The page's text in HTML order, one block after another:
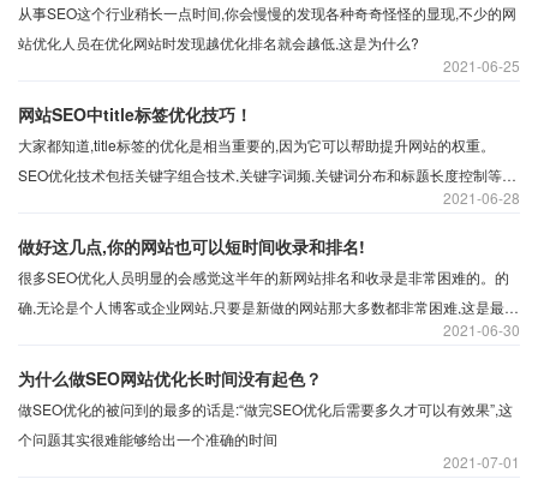
06-25
2021
从事SEO这个行业稍长一点时间,你会慢慢的发现各种奇奇怪怪的显现,不少的网
站优化人员在优化网站时发现越优化排名就会越低,这是为什么?
06-28
2021
网站SEO中title标签优化技巧！
大家都知道,title标签的优化是相当重要的,因为它可以帮助提升网站的权重。
SEO优化技术包括关键字组合技术,关键字词频,关键词分布和标题长度控制等
等。那么具体该如何做呢？沃之涛科技带大家一起来了解标题标签优化技术。
06-30
2021
做好这几点,你的网站也可以短时间收录和排名!
很多SEO优化人员明显的会感觉这半年的新网站排名和收录是非常困难的。的
确,无论是个人博客或企业网站,只要是新做的网站那大多数都非常困难,这是最近
的小编和群友们的一致观点。事实上,这几年的网站排名还有网站收录比两年前
难度确实大了很多。那么有什么技巧可以实现在短时间内提高收录和排名呢?
07-01
2021
为什么做SEO网站优化长时间没有起色？
做SEO优化的被问到的最多的话是:“做完SEO优化后需要多久才可以有效果”,这
个问题其实很难能够给出一个准确的时间